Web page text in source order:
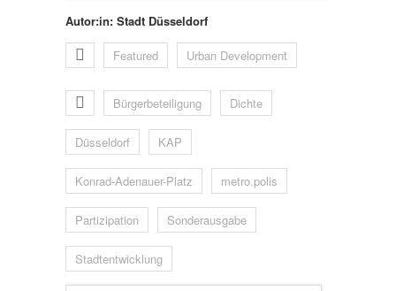
Autor:in: Stadt Düsseldorf
Featured Urban Development
Bürgerbeteiligung Dichte
Düsseldorf KAP
Konrad-Adenauer-Platz metro.polis
Partizipation Sonderausgabe
Stadtentwicklung